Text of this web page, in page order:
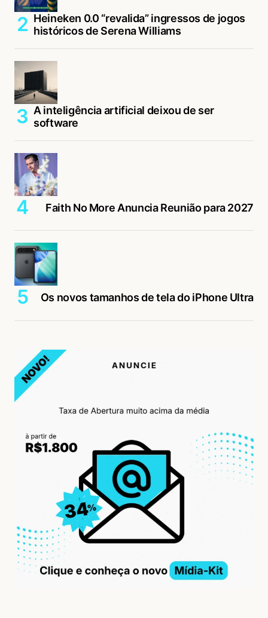
Heineken 0.0 “revalida” ingressos de jogos
históricos de Serena Williams
A inteligência artificial deixou de ser
software
Faith No More Anuncia Reunião para 2027
Os novos tamanhos de tela do iPhone Ultra